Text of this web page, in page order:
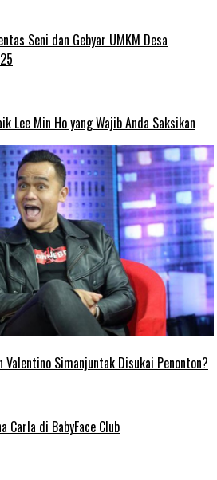
Seni dan Gebyar UMKM Desa
Lee Min Ho yang Wajib Anda Saksikan
Valentino Simanjuntak Disukai Penonton?
Carla di BabyFace Club